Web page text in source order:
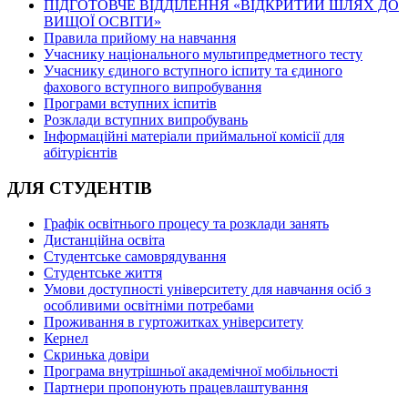
ПІДГОТОВЧЕ ВІДДІЛЕННЯ «ВІДКРИТИЙ ШЛЯХ ДО
ВИЩОЇ ОСВІТИ»
Правила прийому на навчання
Учаснику національного мультипредметного тесту
Учаснику єдиного вступного іспиту та єдиного
фахового вступного випробування
Програми вступних іспитів
Розклади вступних випробувань
Інформаційні матеріали приймальної комісії для
абітурієнтів
ДЛЯ СТУДЕНТІВ
Графік освітнього процесу та розклади занять
Дистанційна освіта
Студентське самоврядування
Студентське життя
Умови доступності університету для навчання осіб з
особливими освітніми потребами
Проживання в гуртожитках університету
Кернел
Скринька довіри
Програма внутрішньої академічної мобільності
Партнери пропонують працевлаштування